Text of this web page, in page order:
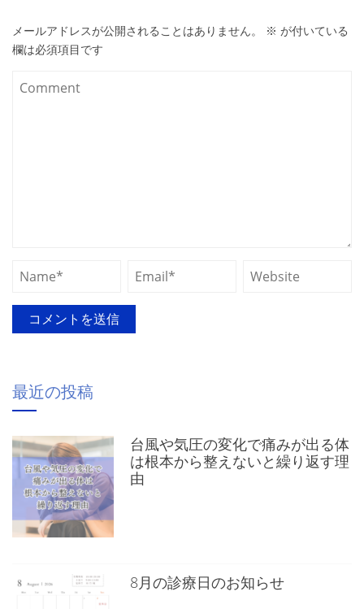
メールアドレスが公開されることはありません。 ※ が付いている
欄は必須項目です
最近の投稿
台風や気圧の変化で痛みが出る体
は根本から整えないと繰り返す理
由
8月の診療日のお知らせ